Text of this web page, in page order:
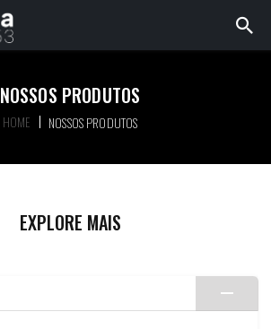
NOSSOS PRODUTOS
HOME NOSSOS PRODUTOS
EXPLORE MAIS